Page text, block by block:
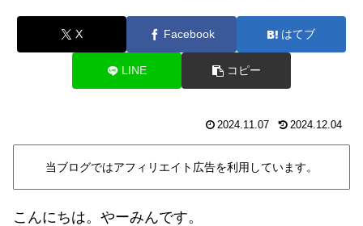
X Facebook はてブ
LINE コピー
2024.11.07 2024.12.04
当ブログではアフィリエイト広告を利用しています。
こんにちは。やーみんです。